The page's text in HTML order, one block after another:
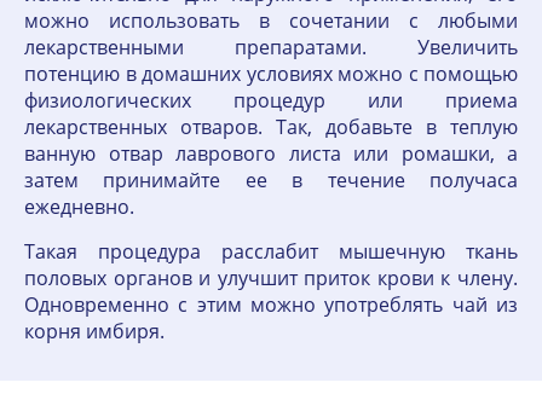
можно использовать в сочетании с любыми
лекарственными препаратами. Увеличить
потенцию в домашних условиях можно с помощью
физиологических процедур или приема
лекарственных отваров. Так, добавьте в теплую
ванную отвар лаврового листа или ромашки, а
затем принимайте ее в течение получаса
ежедневно.
Такая процедура расслабит мышечную ткань
половых органов и улучшит приток крови к члену.
Одновременно с этим можно употреблять чай из
корня имбиря.